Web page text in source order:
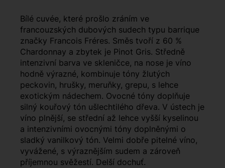
Bílé cuvée, které prošlo zráním ve
francouzských dubových sudech typu barrique
značky Francois Fréres. Směs tvoří z 60 %
Chardonnay a zbytek je Pinot Gris. Středně
intenzivní barva ve skleničce, na nose je víno
hodně výrazné, kombinuje tóny žlutých
peckovin, hrušky, meruňky, grepu, s lehce
exotickým nádechem. Ovocné tóny doplňuje
silný kouřový tón ušlechtilého dřeva. V ústech je
víno plnější, se střední až lehce vyšší kyselinou
a intenzivními ovocnými tóny doplněnými o
sladký vanilkový tón. Velmi dobře pitelné víno,
vyvážené, s výraznějším sudem a zároveň
příjemnou svěžestí. Delší dochuť.